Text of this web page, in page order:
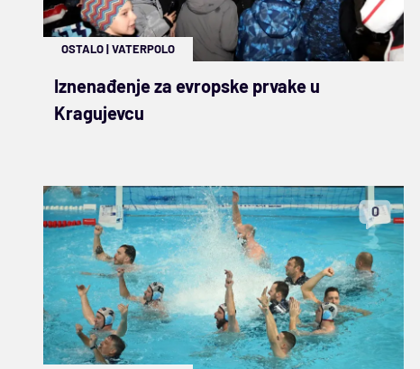
OSTALO|VATERPOLO
Iznenađenje za evropske prvake u
Kragujevcu
0